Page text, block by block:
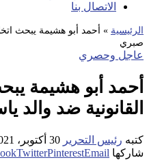
الاتصال بنا
الرئيسية » أحمد أبو هشيمة يبحث
صبري
عاجل وحصري
أحمد أبو هشيمة
القانونية ضد والد
كتبه رئيس التحرير 30 أكتوبر، 2021
شاركها
TwitterPinterestEmail